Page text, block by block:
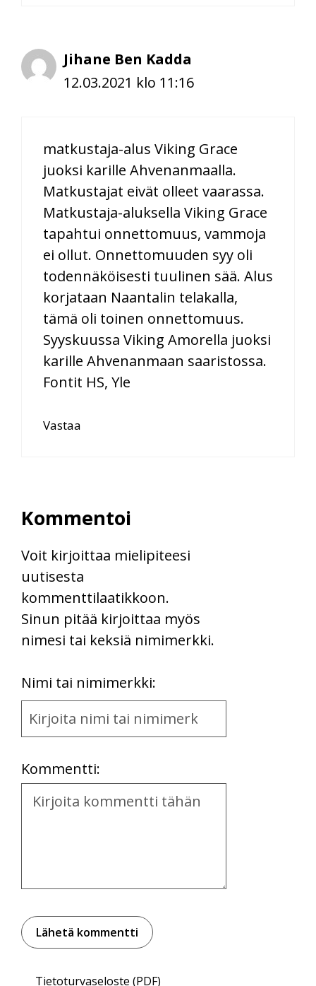
Jihane Ben Kadda
12.03.2021 klo 11:16
matkustaja-alus Viking Grace
juoksi karille Ahvenanmaalla.
Matkustajat eivät olleet vaarassa.
Matkustaja-aluksella Viking Grace
tapahtui onnettomuus, vammoja
ei ollut. Onnettomuuden syy oli
todennäköisesti tuulinen sää. Alus
korjataan Naantalin telakalla,
tämä oli toinen onnettomuus.
Syyskuussa Viking Amorella juoksi
karille Ahvenanmaan saaristossa.
Fontit HS, Yle
Vastaa
Kommentoi
Voit kirjoittaa mielipiteesi
uutisesta
kommenttilaatikkoon.
Sinun pitää kirjoittaa myös
nimesi tai keksiä nimimerkki.
Nimi tai nimimerkki:
Name
and
Kommentti:
Kommentti
Tietoturvaseloste (PDF)